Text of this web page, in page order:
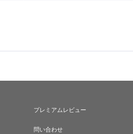
プレミアムレビュー
問い合わせ